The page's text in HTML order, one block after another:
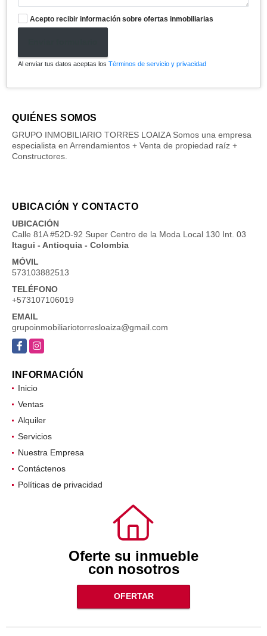
Acepto recibir información sobre ofertas inmobiliarias
Al enviar tus datos aceptas los Términos de servicio y privacidad
QUIÉNES SOMOS
GRUPO INMOBILIARIO TORRES LOAIZA Somos una empresa
especialista en Arrendamientos + Venta de propiedad raíz +
Constructores.
UBICACIÓN Y CONTACTO
UBICACIÓN
Calle 81A #52D-92 Super Centro de la Moda Local 130 Int. 03
Itagui - Antioquia - Colombia
MÓVIL
573103882513
TELÉFONO
+573107106019
EMAIL
grupoinmobiliariotorresloaiza@gmail.com
FacebookInstagram
INFORMACIÓN
Inicio
Ventas
Alquiler
Servicios
Nuestra Empresa
Contáctenos
Políticas de privacidad
Oferte su inmueble
con nosotros
OFERTAR